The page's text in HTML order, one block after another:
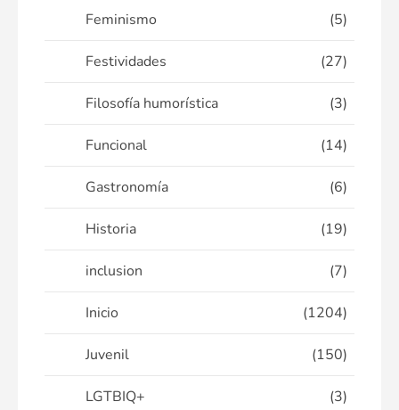
Feminismo (5)
Festividades (27)
Filosofía humorística (3)
Funcional (14)
Gastronomía (6)
Historia (19)
inclusion (7)
Inicio (1204)
Juvenil (150)
LGTBIQ+ (3)